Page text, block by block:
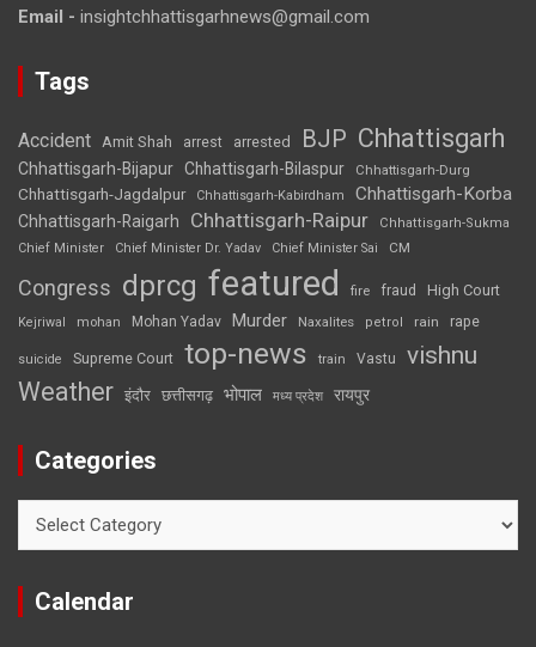
Email - insightchhattisgarhnews@gmail.com
Tags
Accident Amit Shah arrest arrested BJP Chhattisgarh
Chhattisgarh-Bijapur Chhattisgarh-Bilaspur Chhattisgarh-Durg
Chhattisgarh-Jagdalpur Chhattisgarh-Kabirdham Chhattisgarh-Korba
Chhattisgarh-Raigarh Chhattisgarh-Raipur
Chhattisgarh-Sukma
Chief Minister
Chief Minister Dr. Yadav Chief Minister Sai CM
Congress dprcg featured fire fraud High Court
Kejriwal mohan Mohan Yadav Murder Naxalites petrol rain rape
suicide Supreme Court top-news train Vastu vishnu
Weather इंदौर छत्तीसगढ़ भोपाल मध्य प्रदेश रायपुर
Categories
Calendar